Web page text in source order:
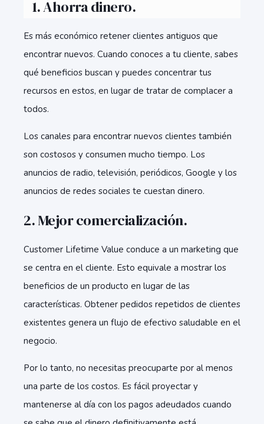
1. Ahorra dinero.
Es más económico retener clientes antiguos que
encontrar nuevos. Cuando conoces a tu cliente, sabes
qué beneficios buscan y puedes concentrar tus
recursos en estos, en lugar de tratar de complacer a
todos.
Los canales para encontrar nuevos clientes también
son costosos y consumen mucho tiempo. Los
anuncios de radio, televisión, periódicos, Google y los
anuncios de redes sociales te cuestan dinero.
2. Mejor comercialización.
Customer Lifetime Value conduce a un marketing que
se centra en el cliente. Esto equivale a mostrar los
beneficios de un producto en lugar de las
características. Obtener pedidos repetidos de clientes
existentes genera un flujo de efectivo saludable en el
negocio.
Por lo tanto, no necesitas preocuparte por al menos
una parte de los costos. Es fácil proyectar y
mantenerse al día con los pagos adeudados cuando